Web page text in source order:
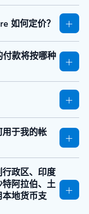
如何定价？
款将按哪种
于我的帐
政区、印度
阿拉伯、土
地货币支